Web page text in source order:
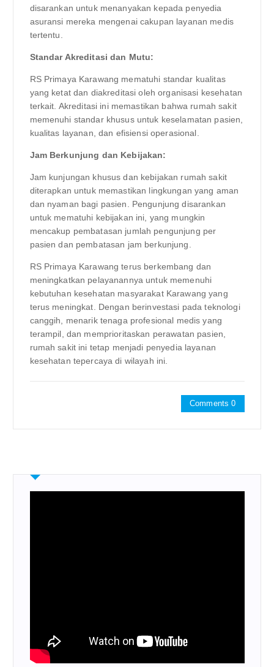
disarankan untuk menanyakan kepada penyedia
asuransi mereka mengenai cakupan layanan medis
tertentu.
Standar Akreditasi dan Mutu:
RS Primaya Karawang mematuhi standar kualitas
yang ketat dan diakreditasi oleh organisasi kesehatan
terkait. Akreditasi ini memastikan bahwa rumah sakit
memenuhi standar khusus untuk keselamatan pasien,
kualitas layanan, dan efisiensi operasional.
Jam Berkunjung dan Kebijakan:
Jam kunjungan khusus dan kebijakan rumah sakit
diterapkan untuk memastikan lingkungan yang aman
dan nyaman bagi pasien. Pengunjung disarankan
untuk mematuhi kebijakan ini, yang mungkin
mencakup pembatasan jumlah pengunjung per
pasien dan pembatasan jam berkunjung.
RS Primaya Karawang terus berkembang dan
meningkatkan pelayanannya untuk memenuhi
kebutuhan kesehatan masyarakat Karawang yang
terus meningkat. Dengan berinvestasi pada teknologi
canggih, menarik tenaga profesional medis yang
terampil, dan memprioritaskan perawatan pasien,
rumah sakit ini tetap menjadi penyedia layanan
kesehatan tepercaya di wilayah ini.
Comments 0